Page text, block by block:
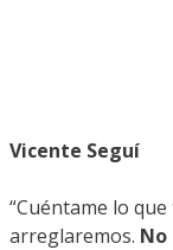
Vicente Seguí
“Cuéntame lo
arreglaremos. No